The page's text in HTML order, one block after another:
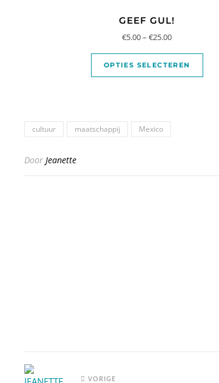
GEEF GUL!
€5.00–€25.00
OPTIES SELECTEREN
cultuur maatschappij Mexico
Door Jeanette
VORIGE